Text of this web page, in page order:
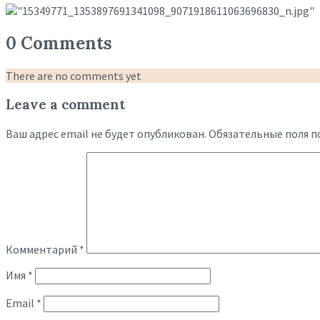
0 Comments
There are no comments yet
Leave a comment
Ваш адрес email не будет опубликован. Обязательные поля
Комментарий *
Имя *
Email *